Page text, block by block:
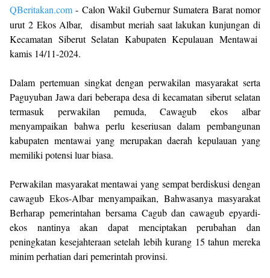
QBeritakan.com - Calon Wakil Gubernur Sumatera Barat nomor
urut 2 Ekos Albar, disambut meriah saat lakukan kunjungan di
Kecamatan Siberut Selatan Kabupaten Kepulauan Mentawai
kamis 14/11-2024.
Dalam pertemuan singkat dengan perwakilan masyarakat serta
Paguyuban Jawa dari beberapa desa di kecamatan siberut selatan
termasuk perwakilan pemuda, Cawagub ekos albar
menyampaikan bahwa perlu keseriusan dalam pembangunan
kabupaten mentawai yang merupakan daerah kepulauan yang
memiliki potensi luar biasa.
Perwakilan masyarakat mentawai yang sempat berdiskusi dengan
cawagub Ekos-Albar menyampaikan, Bahwasanya masyarakat
Berharap pemerintahan bersama Cagub dan cawagub epyardi-
ekos nantinya akan dapat menciptakan perubahan dan
peningkatan kesejahteraan setelah lebih kurang 15 tahun mereka
minim perhatian dari pemerintah provinsi.